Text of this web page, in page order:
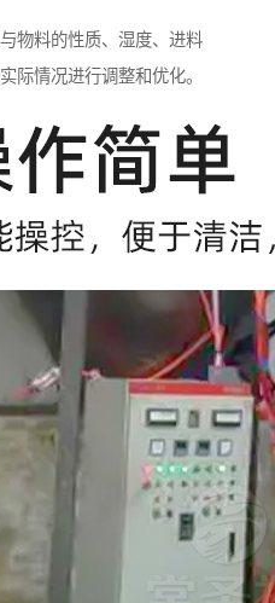
物料的性质、湿度、进料
际情况进行调整和优化。